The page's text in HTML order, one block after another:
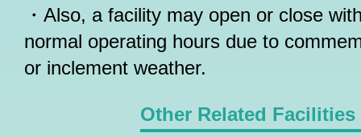
・Also, a facility may open or close
normal operating hours due to
or inclement weather.
Other Related Facilities